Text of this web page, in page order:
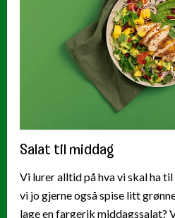
Salat til middag
Vi lurer alltid på hva vi skal ha
vi jo gjerne også spise litt
lage en fargerik middagssalat?